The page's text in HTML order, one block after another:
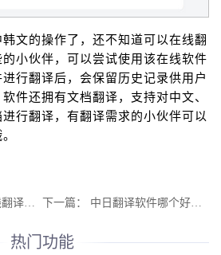
文的操作了，还不知道可以在线翻
小伙伴，可以尝试使用该在线软件
行翻译后，会保留历史记录供用户
件还拥有文档翻译，支持对中文、
行翻译，有翻译需求的小伙伴可以
不要错过 下一篇： 中日翻译软件哪个好一点？推荐大家试试这款在线软件
热门功能